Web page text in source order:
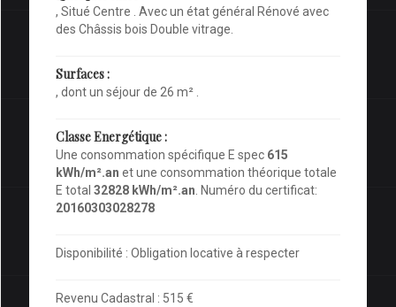
, Situé Centre . Avec un état général Rénové avec
des Châssis bois Double vitrage.
Surfaces :
, dont un séjour de 26 m² .
Classe Energétique :
Une consommation spécifique E spec 615
kWh/m².an et une consommation théorique totale
E total 32828 kWh/m².an . Numéro du certificat:
20160303028278
Disponibilité : Obligation locative à respecter
Revenu Cadastral : 515 €